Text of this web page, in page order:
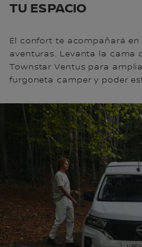
TU ESPACIO
El confort te acompañará
aventuras. Levanta la cama
Townstar Ventus para
furgoneta camper y poder